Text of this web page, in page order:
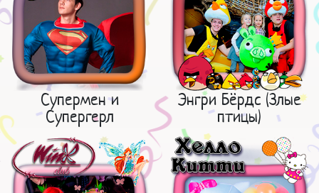
Супермен и
Супергерл
Энгри Бёрдс (Злые
птицы)